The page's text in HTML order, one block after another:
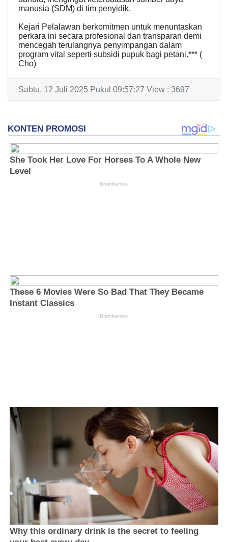
manusia (SDM) di tim penyidik.
Kejari Pelalawan berkomitmen untuk menuntaskan
perkara ini secara profesional dan transparan demi
mencegah terulangnya penyimpangan dalam
program vital seperti subsidi pupuk bagi petani.*** (
Cho)
Sabtu, 12 Juli 2025 Pukul 09:57:27 View : 3697